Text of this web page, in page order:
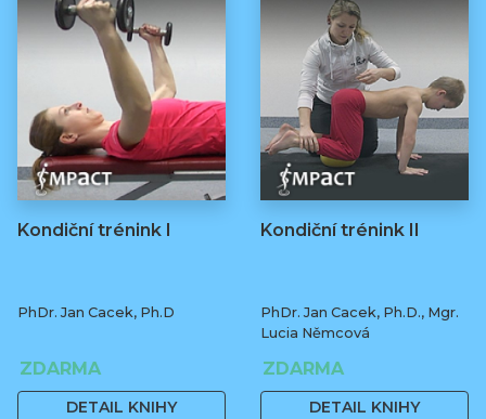
Kondiční trénink I
PhDr. Jan Cacek, Ph.D
ZDARMA
DETAIL KNIHY
Kondiční trénink II
PhDr. Jan Cacek, Ph.D., Mgr.
Lucia Němcová
ZDARMA
DETAIL KNIHY